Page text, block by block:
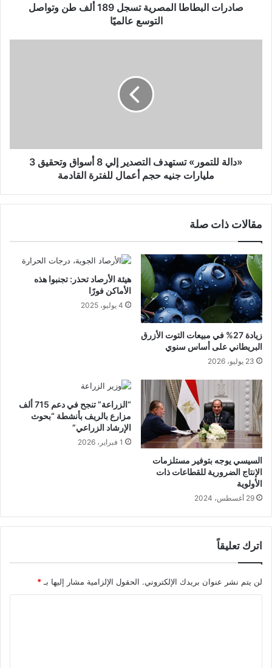
صادرات البطاطا المصرية تسجل 189 ألف طن وتواصل
التوسع عالميًا
«دالة للتمور» تستهدف التصدير إلي 8 أسواق وتحقيق 3
مليارات جنيه حجم أعمال للفترة القادمة
مقالات ذات صلة
زيادة 27% في مبيعات التوت الأزرق
البريطاني على أساس سنوي
23 يوليو، 2026
هيئة الأرصاد تحذر: تجنبوا هذه
الأماكن فورًا
4 يوليو، 2025
السيسي يوجه بتوفير مستلزمات
الإنتاج الضرورية للقطاعات ذات
الأولوية
29 أغسطس، 2024
“الزراعة” تنجح في دعم 715 ألف
مزارع بالريف بأنشطة “بحوث
الإرشاد الزراعي”
1 فبراير، 2026
اترك تعليقاً
لن يتم نشر عنوان بريدك الإلكتروني. الحقول الإلزامية مشار إليها بـ *